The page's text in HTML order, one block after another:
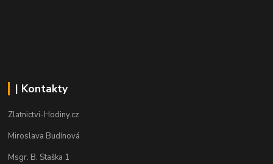
| Kontakty
Zlatnictvi-Hodiny.cz
Miroslava Budínová
Msgr. B. Staška 1